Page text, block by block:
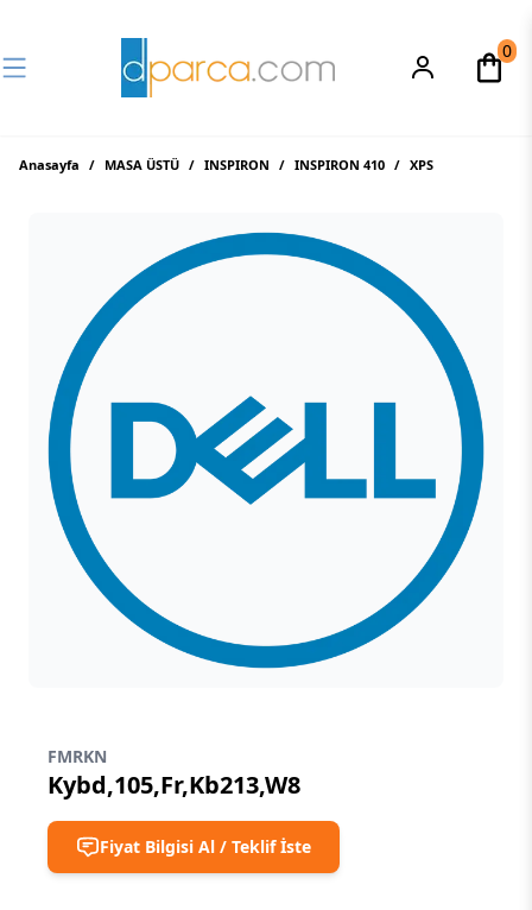
0
Anasayfa / MASA ÜSTÜ / INSPIRON / INSPIRON 410 / XPS
FMRKN
Kybd,105,Fr,Kb213,W8
Fiyat Bilgisi Al / Teklif İste